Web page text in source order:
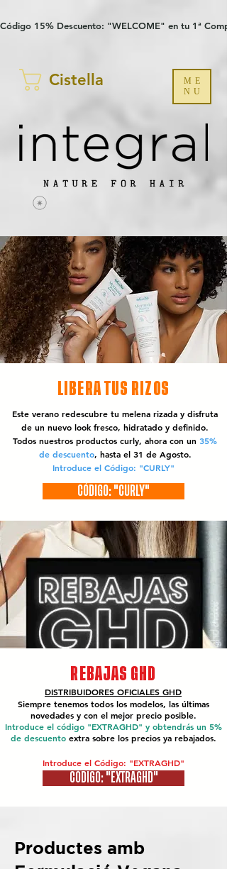
Código 15% Descuento: "WELCOME" en tu 1ª
Cistella
ME
NU
LIBERA TUS RIZOS
Este verano redescubre tu melena rizada y disfruta
de un nuevo look fresco, hidratado y definido.
Todos nuestros productos curly, ahora con un 35%
de descuento, hasta el 31 de Agosto.
Introduce el Código: "CURLY"
CÓDIGO: "CURLY"
REBAJAS GHD
DISTRIBUIDORES OFICIALES GHD
Siempre tenemos todos los modelos, las últimas
novedades y con el mejor precio posible.
Introduce el código "EXTRAGHD" y obtendrás un 5%
de descuento extra sobre los precios ya rebajados.
Introduce el Código: "EXTRAGHD"
CÓDIGO: "EXTRAGHD"
Productes amb